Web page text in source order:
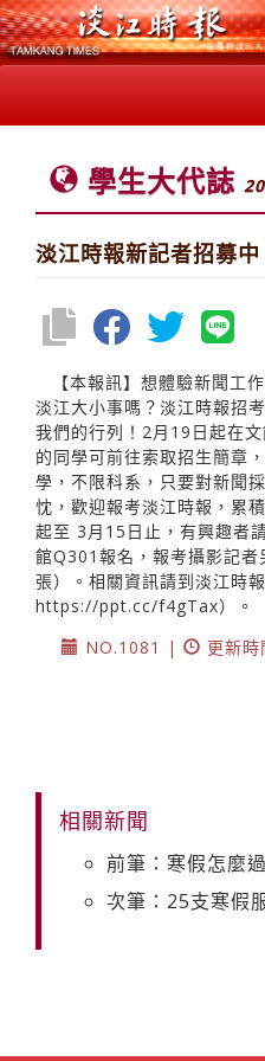
學生大代誌
淡江時報新記者招募中
【本報訊】想體驗新聞工
淡江大小事嗎？淡江時報招
我們的行列！2月19日起在
的同學可前往索取招生簡章
學，不限科系，只要對新聞
忱，歡迎報考淡江時報，累
起至 3月15日止，有興趣者
館Q301報名，報考攝影記
張）。相關資訊請到淡江時
https://ppt.cc/f4gTax）。
NO.1081 |
更新
相關新聞
前筆：寒假怎麼
次筆：25支寒假